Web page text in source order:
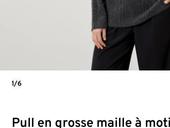
Pull en grosse maille à
1/6